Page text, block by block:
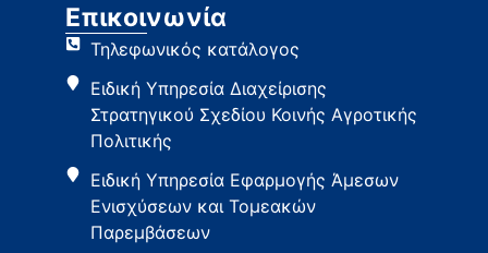
Επικοινωνία
Τηλεφωνικός κατάλογος
Ειδική Υπηρεσία Διαχείρισης
Στρατηγικού Σχεδίου Κοινής Αγροτικής
Πολιτικής
Ειδική Υπηρεσία Εφαρμογής Άμεσων
Ενισχύσεων και Τομεακών
Παρεμβάσεων